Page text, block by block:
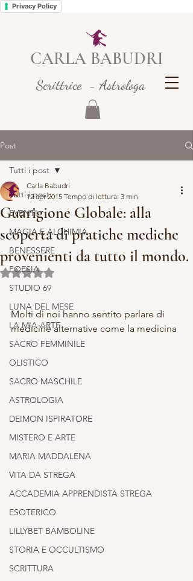
Privacy Policy
CARLA BABUDRI
Scrittrice - Astrologa
Post
Tutti i post
EVENTI
MAGIA E ALCHIMIA
BENESSERE
POESIA
STUDIO 69
LUNA DEL MESE
LA MIA ARTE
SACRO FEMMINILE
OLISTICO
SACRO MASCHILE
ASTROLOGIA
DEIMON ISPIRATORE
MISTERO E ARTE
MARIA MADDALENA
VITA DA STREGA
ACCADEMIA APPRENDISTA STREGA
ESOTERICO
LILLYBET BAMBOLINE
STORIA E OCCULTISMO
SCRITTURA
Tutti i post
Guarigione Globale: alla
scoperta di pratiche mediche
provenienti da tutto il mondo.
Carla Babudri
12 apr 2015 Tempo di lettura: 3 min
Valutazione NaN stelle su 5.
Molti di noi hanno sentito parlare di
medicine alternative come la medicina